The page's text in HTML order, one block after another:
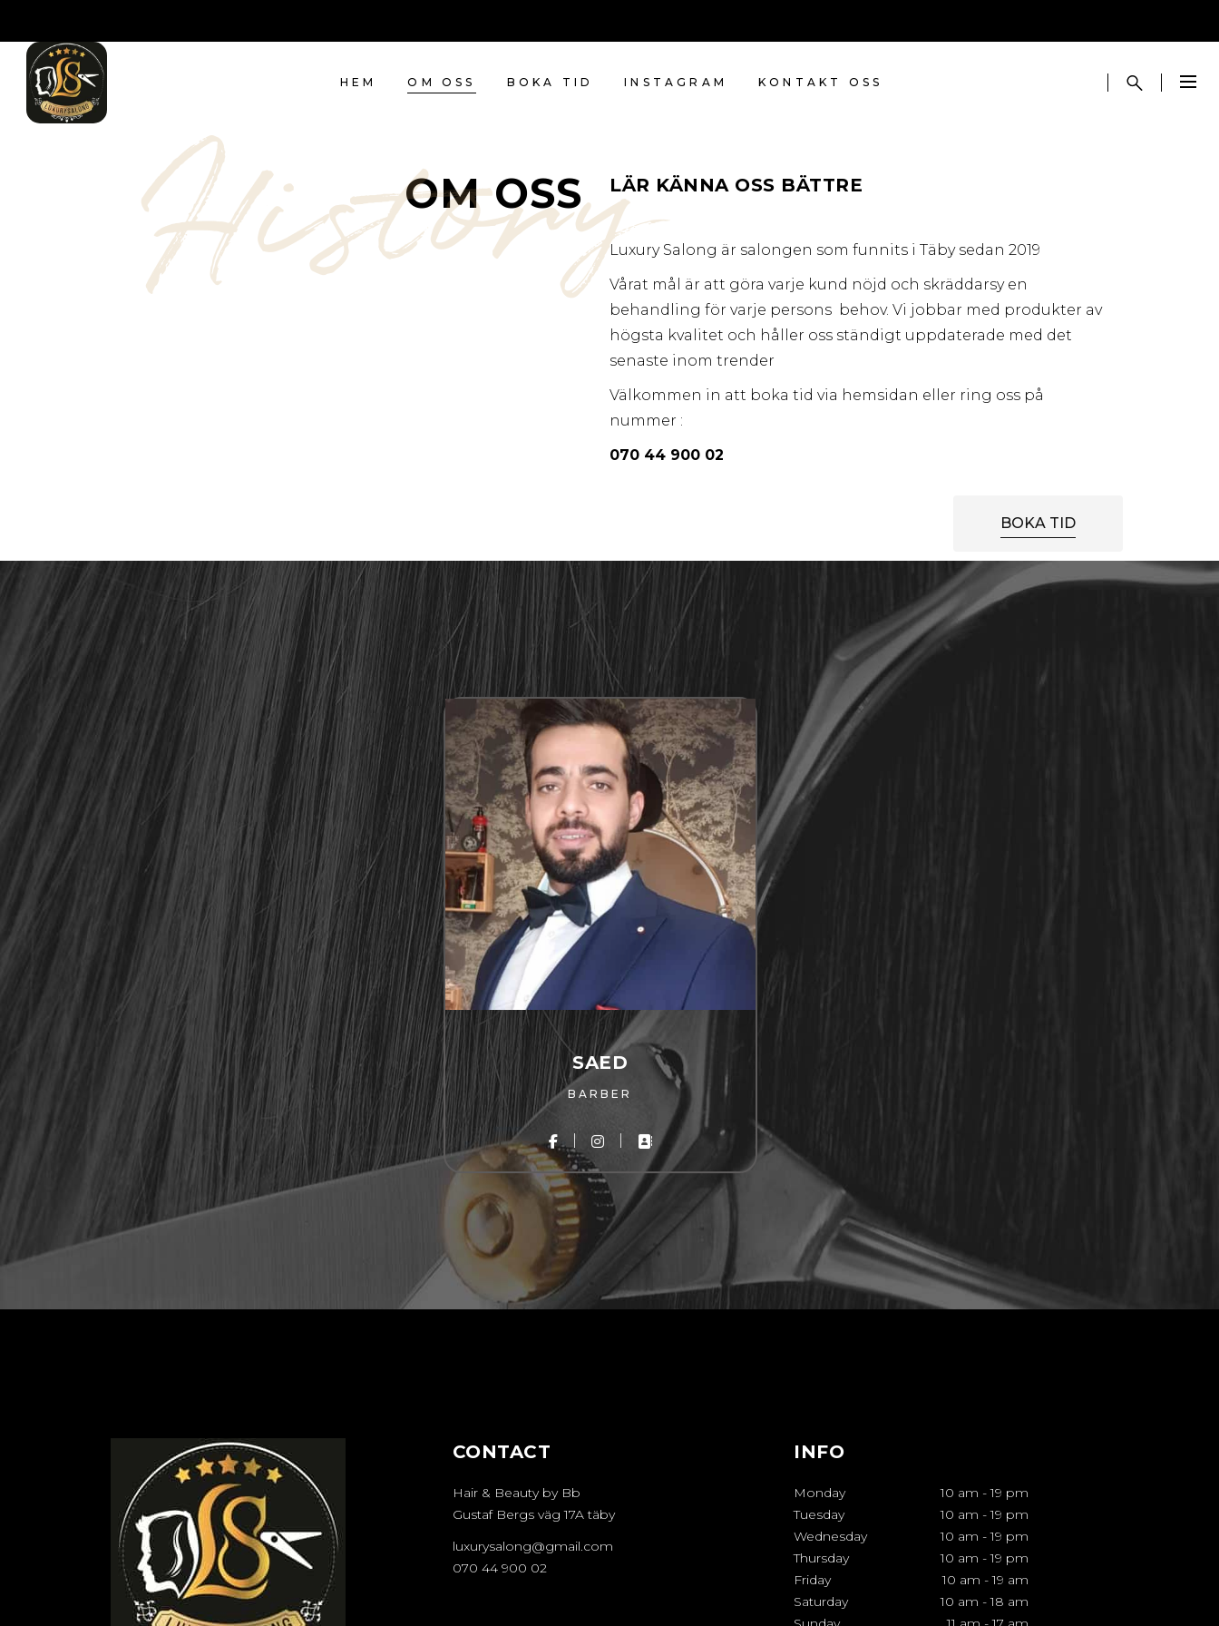
HEM OM OSS BOKA TID INSTAGRAM KONTAKT OSS
History
OM OSS LÄR KÄNNA OSS BÄTTRE
Luxury Salong är salongen som funnits i Täby sedan 2019
Vårat mål är att göra varje kund nöjd och skräddarsy en
behandling för varje persons behov. Vi jobbar med produkter av
högsta kvalitet och håller oss ständigt uppdaterade med det
senaste inom trender
Välkommen in att boka tid via hemsidan eller ring oss på
nummer :
070 44 900 02
BOKA TID
SAED
BARBER
CONTACT
Hair & Beauty by Bb
Gustaf Bergs väg 17A täby
luxurysalong@gmail.com
070 44 900 02
INFO
Monday 10 am - 19 pm
Tuesday
10 am - 19 pm
Wednesday
10 am - 19 pm
Thursday
10 am - 19 pm
Friday
10 am - 19 am
Saturday
10 am - 18 am